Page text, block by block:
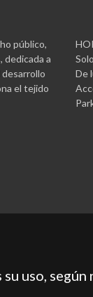
público,
dedicada a
el tejido
De
uso,